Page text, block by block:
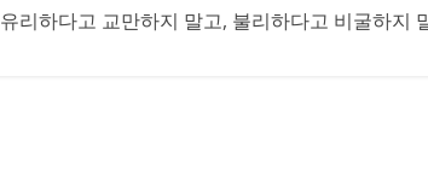
유리하다고 교만하지 말고, 불리하다고 비굴하지